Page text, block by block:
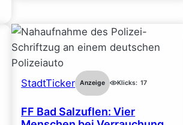
StadtTicker Anzeige Klicks: 17
FF Bad Salzuflen: Vier